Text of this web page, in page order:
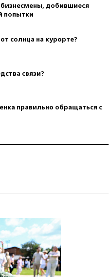
добившиеся
попытки
солнца на курорте?
связи?
правильно обращаться с